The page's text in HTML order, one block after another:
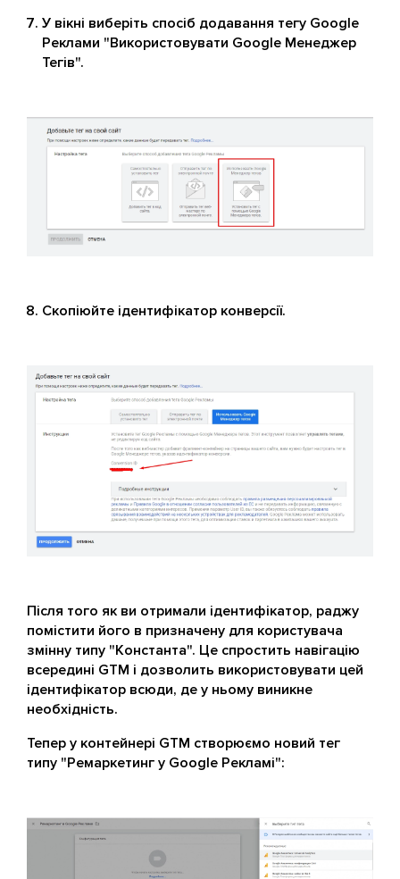
У вікні виберіть спосіб додавання тегу Google
Реклами "Використовувати Google Менеджер
Тегів".
Скопіюйте ідентифікатор конверсії.
Після того як ви отримали ідентифікатор, раджу
помістити його в призначену для користувача
змінну типу "Константа". Це спростить навігацію
всередині GTM і дозволить використовувати цей
ідентифікатор всюди, де у ньому виникне
необхідність.
Тепер у контейнері GTM створюємо новий тег
типу "Ремаркетинг у Google Рекламі":